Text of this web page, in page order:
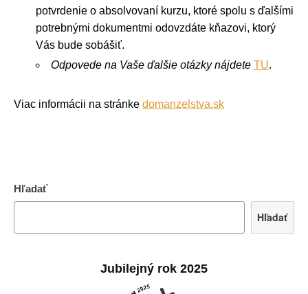
potvrdenie o absolvovaní kurzu, ktoré spolu s ďalšími
potrebnými dokumentmi odovzdáte kňazovi, ktorý
Vás bude sobášiť.
Odpovede na Vaše ďalšie otázky nájdete TU.
Viac informácii na stránke domanzelstva.sk
Hľadať
Hľadať
Jubilejný rok 2025